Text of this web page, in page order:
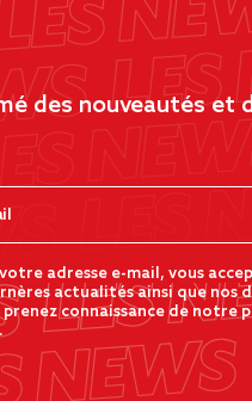
des nouveautés et
adresse e-mail, vous
actualités ainsi que nos
connaissance de notre